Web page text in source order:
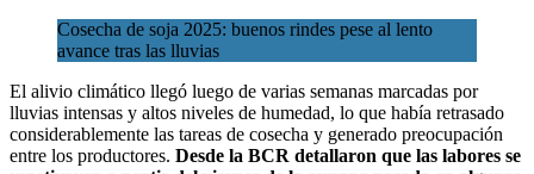
Cosecha de soja 2025: buenos rindes pese al lento
avance tras las lluvias
El alivio climático llegó luego de varias semanas marcadas por
lluvias intensas y altos niveles de humedad, lo que había retrasado
considerablemente las tareas de cosecha y generado preocupación
entre los productores. Desde la BCR detallaron que las labores se